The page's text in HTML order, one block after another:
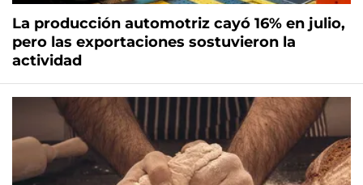
La producción automotriz cayó 16% en julio,
pero las exportaciones sostuvieron la
actividad